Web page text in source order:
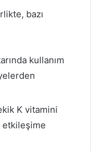
bazı
kullanım
K vitamini